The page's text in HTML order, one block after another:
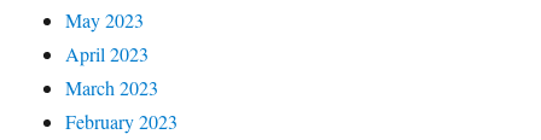
May 2023
April 2023
March 2023
February 2023